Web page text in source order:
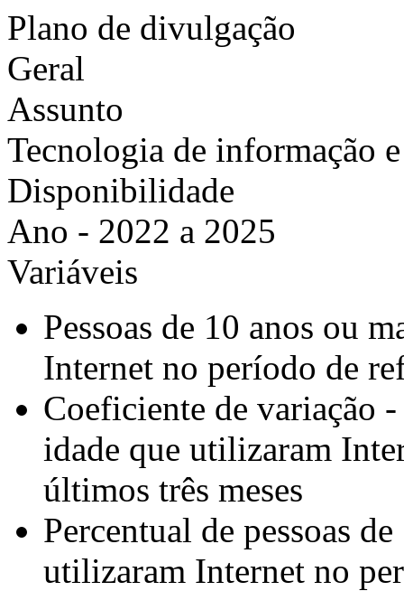
Plano de divulgação
Geral
Assunto
Tecnologia de informação
Disponibilidade
Ano - 2022 a 2025
Variáveis
Pessoas de 10 anos ou
Internet no período de
Coeficiente de variação -
idade que utilizaram
últimos três meses
Percentual de pessoas
utilizaram Internet no